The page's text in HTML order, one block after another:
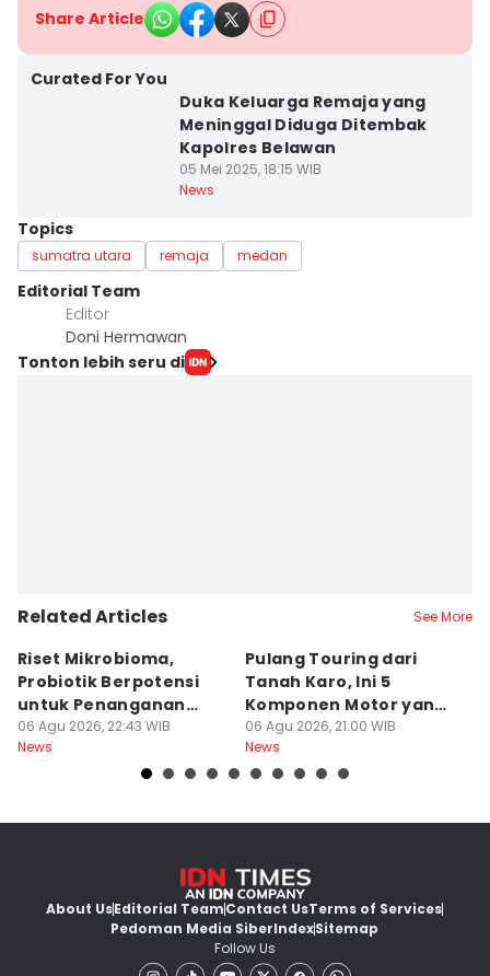
Share Article
Curated For You
Duka Keluarga Remaja yang
Meninggal Diduga Ditembak
Kapolres Belawan
05 Mei 2025, 18:15 WIB
News
Topics
sumatra utara remaja medan
Editorial Team
Editor
Doni Hermawan
Tonton lebih seru di
Related Articles See More
Riset Mikrobioma,
Probiotik Berpotensi
untuk Penanganan
Jerawat
06 Agu 2026, 22:43 WIB
News
Pulang Touring dari
Tanah Karo, Ini 5
Komponen Motor yang
Wajib Dicek
06 Agu 2026, 21:00 WIB
News
About UsEditorial TeamContact UsTerms of Services
Pedoman Media SiberIndexSitemap
Follow Us